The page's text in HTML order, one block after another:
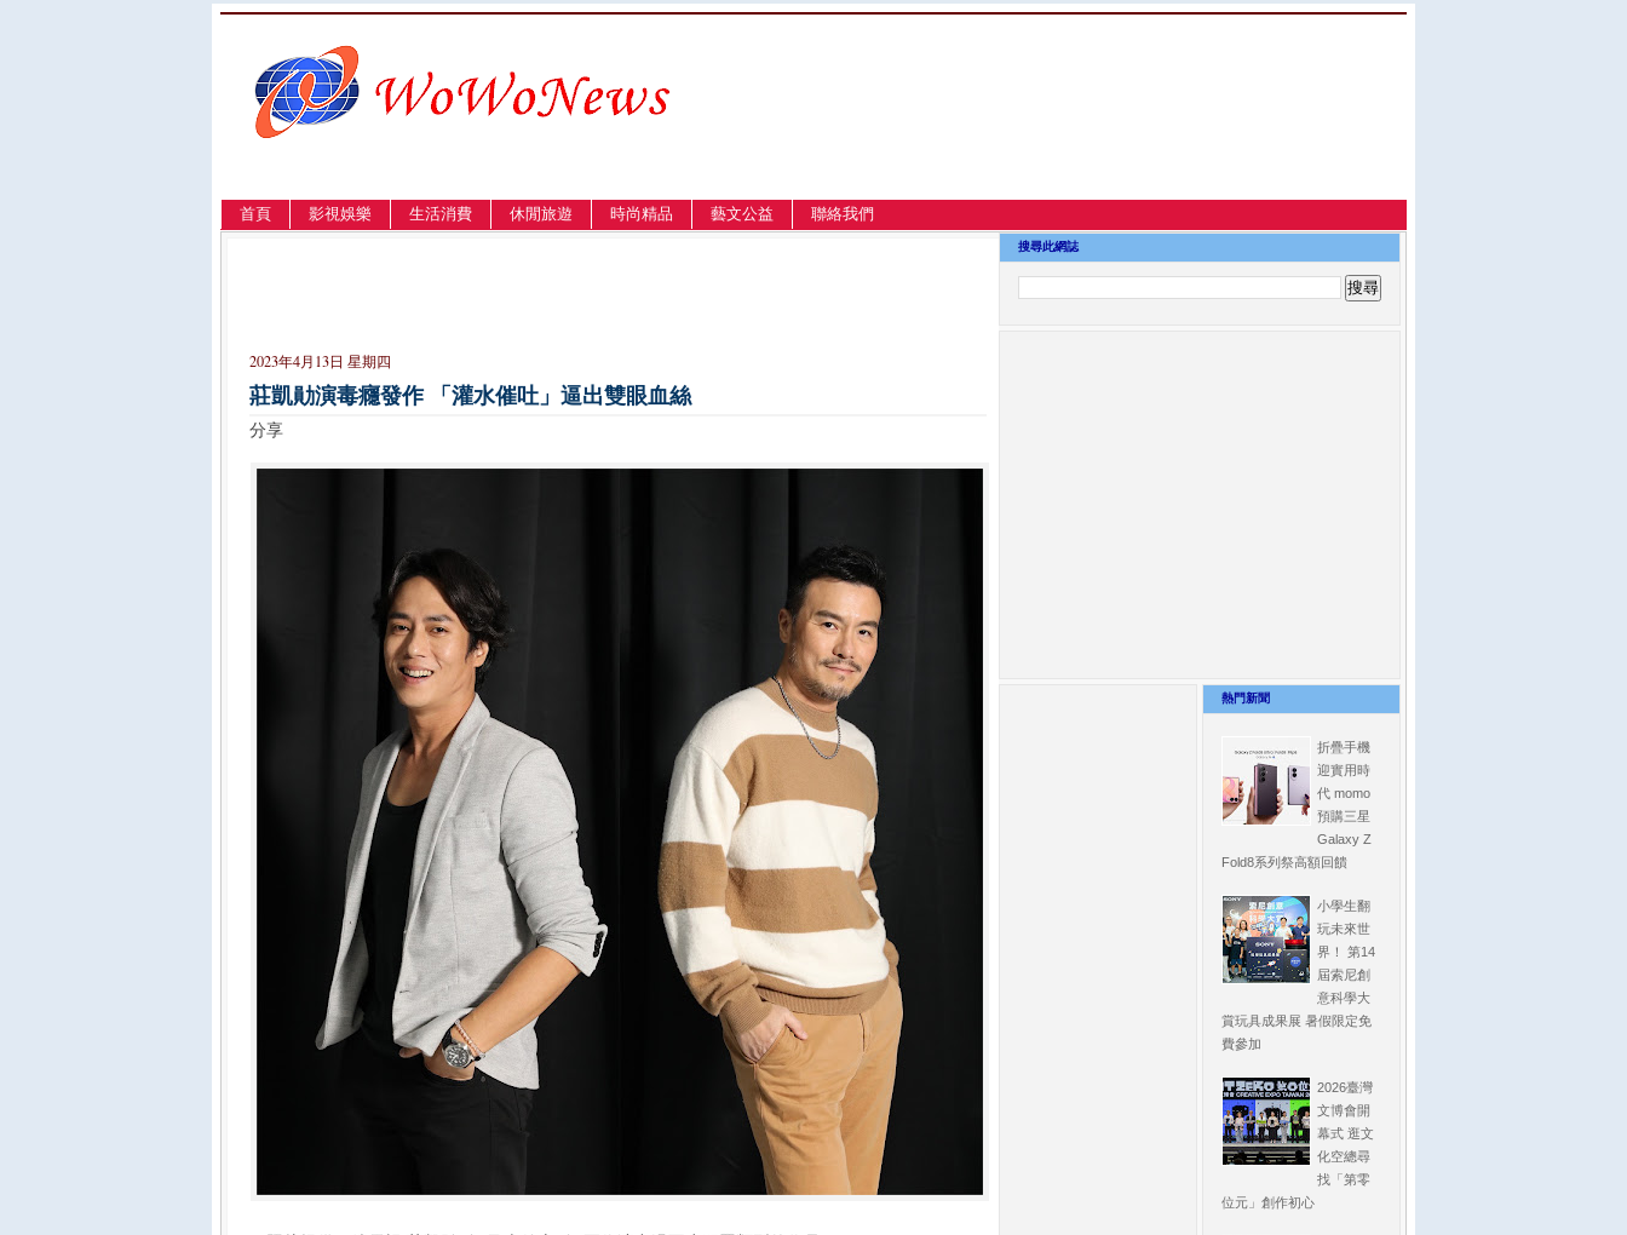
首頁 影視娛樂 生活消費 休閒旅遊 時尚精品 藝文公益 聯絡我們
2023年4月13日 星期四
莊凱勛演毒癮發作 「灌水催吐」逼出雙眼血絲
分享
搜尋此網誌
熱門新聞
折疊手機
迎實用時
代 momo
預購三星
Galaxy Z
Fold8系列祭高額回饋
小學生翻
玩未來世
界！ 第14
屆索尼創
意科學大
賞玩具成果展 暑假限定免
費參加
2026臺灣
文博會開
幕式 逛文
化空總尋
找「第零
位元」創作初心